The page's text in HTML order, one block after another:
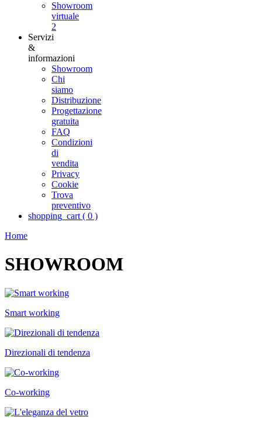
Showroom
virtuale
2
Servizi
&
informazioni
Showroom
Chi
siamo
Distribuzione
Progettazione
gratuita
FAQ
Condizioni
di
vendita
Privacy
Cookie
Trova
preventivo
shopping_cart ( 0 )
Home
SHOWROOM
Smart working
Direzionali di tendenza
Co-working